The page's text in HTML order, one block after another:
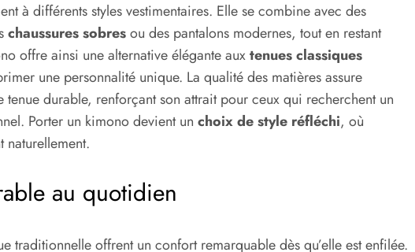
à différents styles vestimentaires. Elle se combine avec des
chaussures sobresou des pantalons modernes, tout en restant
offre ainsi une alternative élégante auxtenues classiques
une personnalité unique. La qualité des matières assure
durable, renforçant son attrait pour ceux qui recherchent un
Porter un kimono devient un choix de style réfléchi, où
naturellement.
au quotidien
traditionnelle offrent un confort remarquable dès qu’elle est enfilée.